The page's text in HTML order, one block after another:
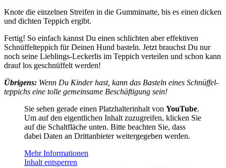
Kno­te die ein­zel­nen Strei­fen in die Gum­mi­mat­te, bis es einen dicken
und dich­ten Tep­pich ergibt.
Fer­tig! So ein­fach kannst Du einen schlich­ten aber effek­ti­ven
Schnüf­fel­tep­pich für Dei­nen Hund bas­teln. Jetzt brauchst Du nur
noch sei­ne Lieb­lings-Lecker­lis im Tep­pich ver­tei­len und schon kann
drauf los geschnüf­felt wer­den!
Übri­gens: Wenn Du Kin­der hast, kann das Bas­teln eines Schnüf­fel­
tep­pichs eine tol­le gemein­sa­me Beschäf­ti­gung sein!
Sie sehen gera­de einen Platz­hal­ter­in­halt von You­Tube.
Um auf den eigent­li­chen Inhalt zuzu­grei­fen, kli­cken Sie
auf die Schalt­flä­che unten. Bit­te beach­ten Sie, dass
dabei Daten an Dritt­an­bie­ter wei­ter­ge­ge­ben wer­den.
Mehr Infor­ma­tio­nen
Inhalt ent­sper­ren